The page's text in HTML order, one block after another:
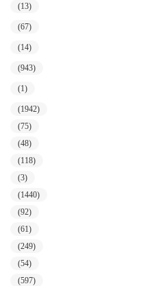
(13)
(67)
(14)
(943)
(1)
(1942)
(75)
(48)
(118)
(3)
(1440)
(92)
(61)
(249)
(54)
(597)